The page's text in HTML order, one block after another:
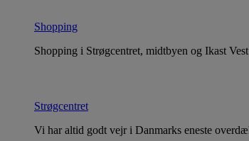
Shopping
Shopping i Strøgcentret, midtbyen og Ikast Vest
Strøgcentret
Vi har altid godt vejr i Danmarks eneste